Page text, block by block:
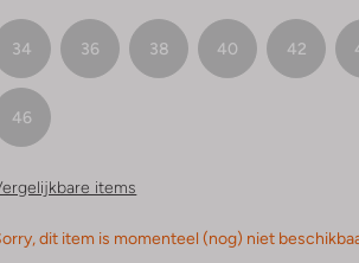
34 36 38 40 42
46
items
dit item is momenteel (nog) niet